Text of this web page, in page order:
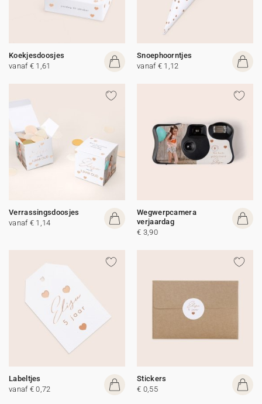
Koekjesdoosjes
vanaf € 1,61
Snoephoorntjes
vanaf € 1,12
Verrassingsdoosjes
vanaf € 1,14
Wegwerpcamera
verjaardag
€ 3,90
Labeltjes
vanaf € 0,72
Stickers
€ 0,55